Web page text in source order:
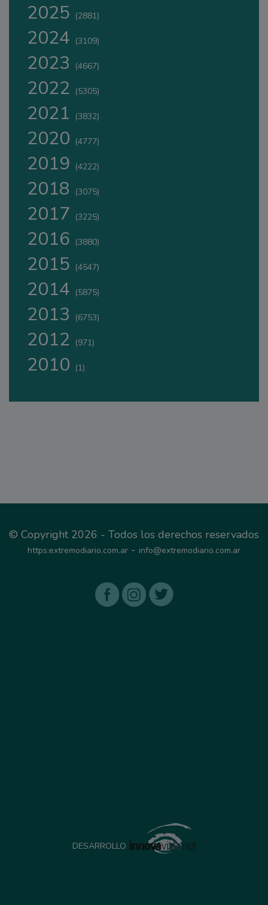
2025 (2881)
2024 (3109)
2023 (4667)
2022 (5305)
2021 (3832)
2020 (4777)
2019 (4222)
2018 (3075)
2017 (3225)
2016 (3880)
2015 (4547)
2014 (5875)
2013 (6753)
2012 (971)
2010 (1)
© Copyright 2026 - Todos los derechos reservados
https:extremodiario.com.ar - info@extremodiario.com.ar
DESARROLLO